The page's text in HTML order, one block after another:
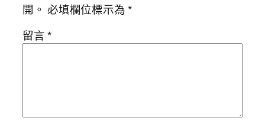
開。 必填欄位標示為*
留言*